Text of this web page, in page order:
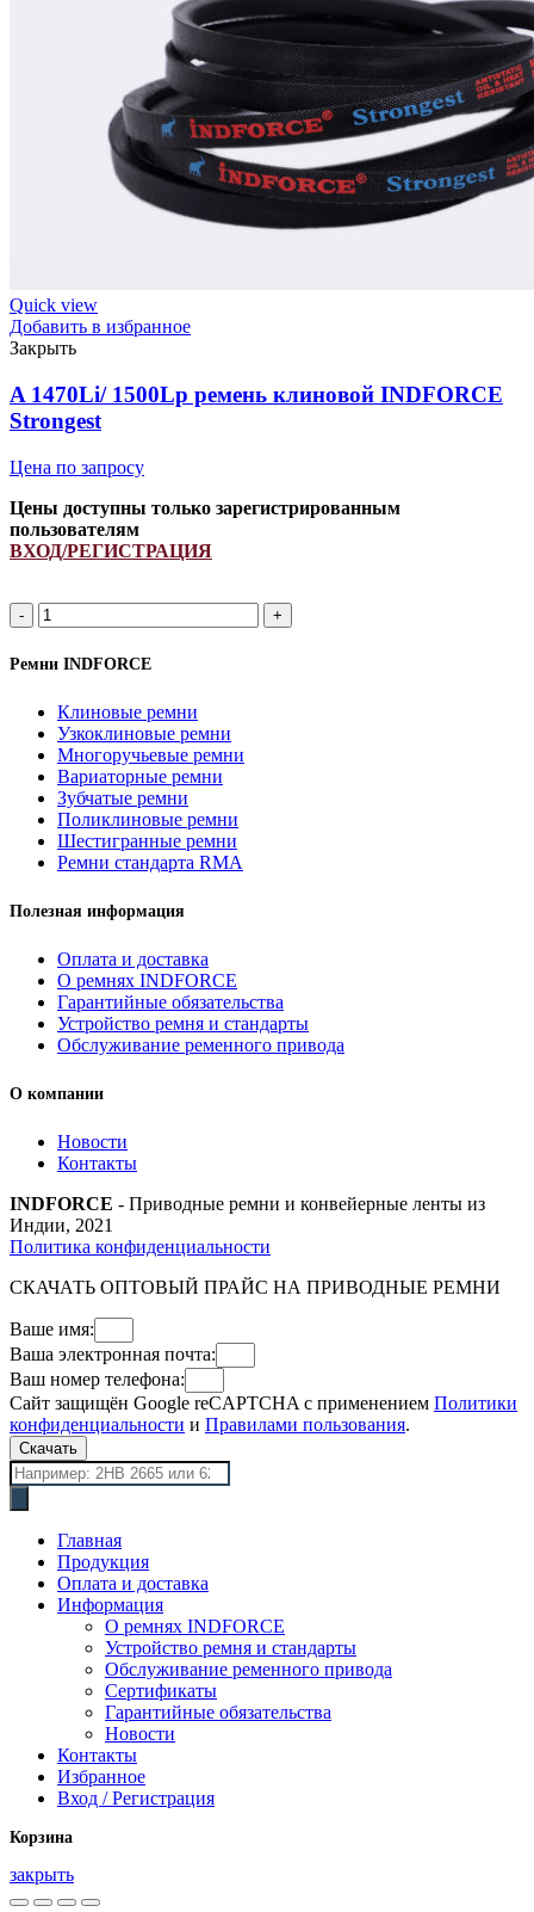
Quick view
Добавить в избранное
Закрыть
A 1470Li/ 1500Lp ремень клиновой INDFORCE
Strongest
Цена по запросу
Цены доступны только зарегистрированным
пользователям
ВХОД/РЕГИСТРАЦИЯ
A
1470Li/
1500Lp
ремень
INDFORCE
Strongest
quantity
Ремни INDFORCE
Клиновые ремни
Узкоклиновые ремни
Многоручьевые ремни
Вариаторные ремни
Зубчатые ремни
Поликлиновые ремни
Шестигранные ремни
Ремни стандарта RMA
Полезная информация
Оплата и доставка
О ремнях INDFORCE
Гарантийные обязательства
Устройство ремня и стандарты
Обслуживание ременного привода
О компании
Новости
Контакты
INDFORCE - Приводные ремни и конвейерные ленты из
Индии, 2021
Политика конфиденциальности
СКАЧАТЬ ОПТОВЫЙ ПРАЙС НА ПРИВОДНЫЕ РЕМНИ
Ваше имя:
Ваша электронная почта:
Ваш номер телефона:
Сайт защищён Google reCAPTCHA с применением Политики
конфиденциальности и Правилами пользования.
Скачать
Поиск
товаров
Главная
Продукция
Оплата и доставка
Информация
О ремнях INDFORCE
Устройство ремня и стандарты
Обслуживание ременного привода
Сертификаты
Гарантийные обязательства
Новости
Контакты
Избранное
Вход / Регистрация
Корзина
закрыть